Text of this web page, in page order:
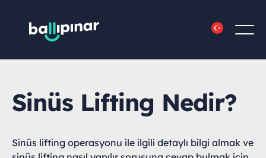
Sinüs Lifting Nedir?
Sinüs lifting operasyonu ile ilgili detaylı bilgi almak ve